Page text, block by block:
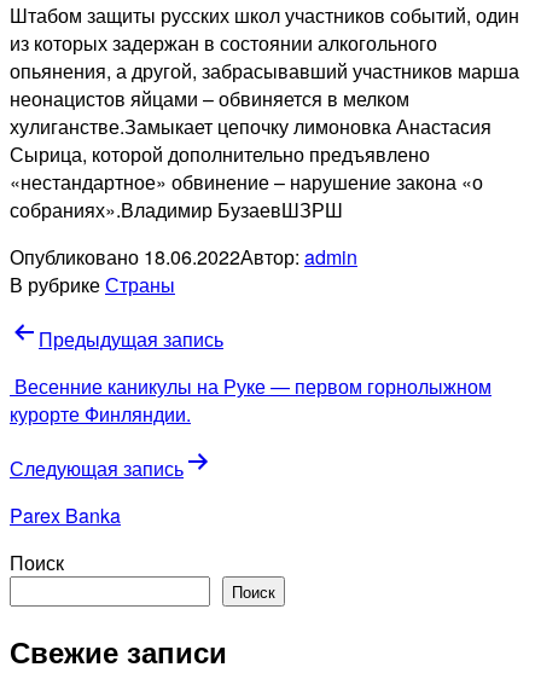
Штабом защиты русских школ участников событий, один
из которых задержан в состоянии алкогольного
опьянения, а другой, забрасывавший участников марша
неонацистов яйцами – обвиняется в мелком
хулиганстве.Замыкает цепочку лимоновка Анастасия
Сырица, которой дополнительно предъявлено
«нестандартное» обвинение – нарушение закона «о
собраниях».Владимир БузаевШЗРШ
Опубликовано 18.06.2022Автор: admin
В рубрикеСтраны
Навигация
по
записям
Предыдущая запись
Весенние каникулы на Руке — первом горнолыжном
курорте Финляндии.
Следующая запись
Parex Banka
Поиск
Поиск
Свежие записи